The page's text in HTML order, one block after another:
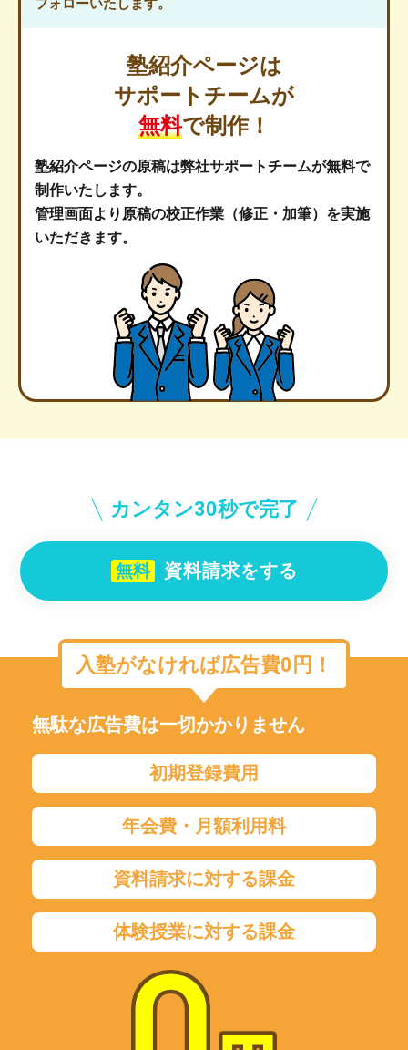
フォローいたします。
塾紹介ページは
サポートチームが
無料で制作！
塾紹介ページの原稿は弊社サポートチームが無料で
制作いたします。
管理画面より原稿の校正作業（修正・加筆）を実施
いただきます。
カンタン30秒で完了
無料 資料請求をする
入塾がなければ広告費0円！
無駄な広告費は一切かかりません
初期登録費用
年会費・月額利用料
資料請求に対する課金
体験授業に対する課金